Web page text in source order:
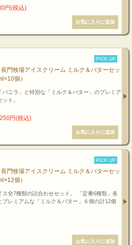
円(税込)
PICK UP
長門牧場アイスクリーム ミルク＆バターセッ
個）
バニラ」と特別な「ミルク＆バター」のプレミア
ト。
円(税込)
PICK UP
長門牧場アイスクリーム ミルク＆バターセッ
個）
ス全7種類の詰合わせセット。 「定番6種類」各
プレミアムな「ミルク＆バター」６個の計12個